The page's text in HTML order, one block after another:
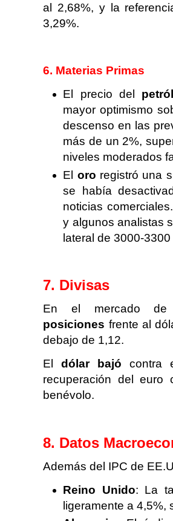
al 2,68%, y la
3,29%.
6. Materias Primas
El precio del
mayor optimismo
descenso en las
más de un 2%,
niveles moderados
El oro registró una
se había
noticias
y algunos analistas
lateral de 3000-
7. Divisas
En el mercado
posiciones frente al
debajo de 1,12.
Eldólar bajó
recuperación del euro
benévolo.
8. Datos
Además del IPC de
Reino Unido: La
ligeramente a